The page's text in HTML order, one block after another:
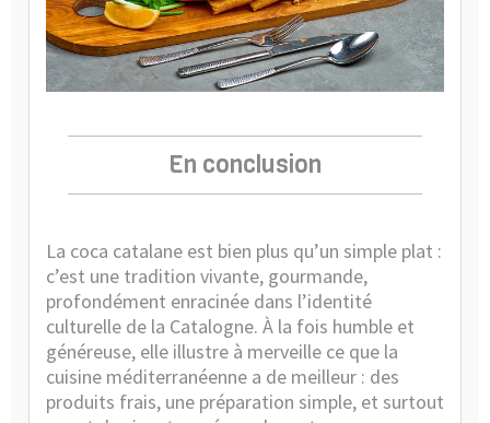
En conclusion
La coca catalane est bien plus qu’un simple plat :
c’est une tradition vivante, gourmande,
profondément enracinée dans l’identité
culturelle de la Catalogne. À la fois humble et
généreuse, elle illustre à merveille ce que la
cuisine méditerranéenne a de meilleur : des
produits frais, une préparation simple, et surtout